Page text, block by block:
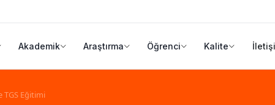
Akademik Araştırma Öğrenci Kalite
TGS Eğitimi